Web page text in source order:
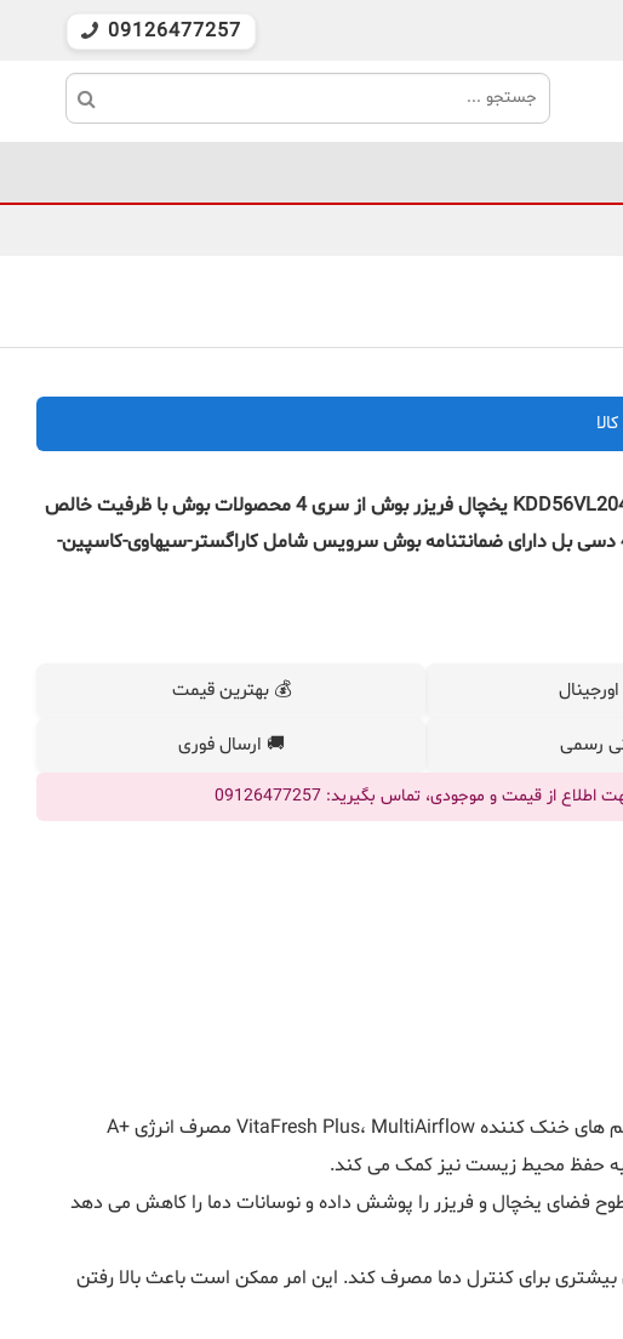
09126477257
یخچال فریزر بوش مدل KDD56VL204 یخچال فریزر بوش از سری 4 محصولات بوش با ظرفیت خالص
474 لیتر با سطح صدا 43 دسی بل دارای ضمانتنامه بوش سرویس شامل کاراگستر-سیهاوی-کاسپین-
💰 بهترین قیمت
رسمی 🚚 ارسال فوری
اطلاع از قیمت و موجودی، تماس بگیرید: 09126477257
به حفظ محیط زیست نیز کمک می کند.
فضای یخچال و فریزر را پوشش داده و نوسانات دما را کاهش می دهد
برای کنترل دما مصرف کند. این امر ممکن است باعث بالا رفتن